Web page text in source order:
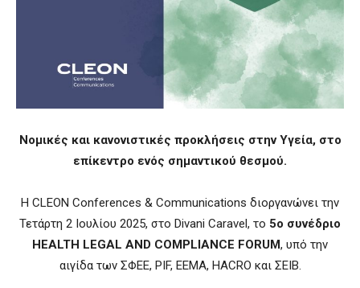
Νομικές και κανονιστικές προκλήσεις στην Υγεία, στο
επίκεντρο ενός σημαντικού θεσμού.
Η CLEON Conferences & Communications διοργανώνει την
Τετάρτη 2 Ιουλίου 2025, στο Divani Caravel, το 5ο συνέδριο
HEALTH LEGAL AND COMPLIANCE FORUM, υπό την
αιγίδα των ΣΦΕΕ, PIF, ΕΕΜΑ, HACRO και ΣΕΙΒ.